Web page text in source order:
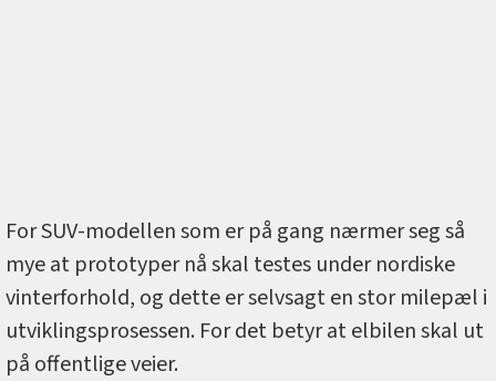
For SUV-modellen som er på gang nærmer seg så
mye at prototyper nå skal testes under nordiske
vinterforhold, og dette er selvsagt en stor milepæl i
utviklingsprosessen. For det betyr at elbilen skal ut
på offentlige veier.